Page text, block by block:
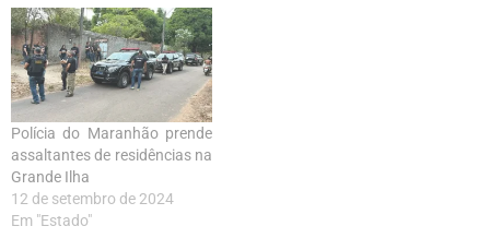
Polícia do Maranhão prende
assaltantes de residências na
Grande Ilha
12 de setembro de 2024
Em "Estado"